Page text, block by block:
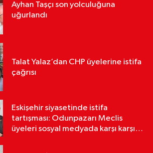
Ayhan Taşçı son yolculuğuna
uğurlandı
Talat Yalaz’dan CHP üyelerine istifa
çağrısı
Eskişehir siyasetinde istifa
tartışması: Odunpazarı Meclis
üyeleri sosyal medyada karşı karşıya